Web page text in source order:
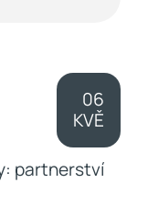
06
KVĚ
partnerství